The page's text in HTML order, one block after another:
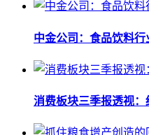
中金公司：食品饮料
消费板块三季报透视